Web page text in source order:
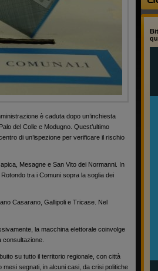
è caduta dopo un’inchiesta
del Colle e Modugno. Quest’ultimo
di un’ispezione per verificare il rischio
Mesagne e San Vito dei Normanni. In
tra i Comuni sopra la soglia dei
Casarano, Gallipoli e Tricase. Nel
la macchina elettorale coinvolge
su tutto il territorio regionale, con città
segnati, in alcuni casi, da crisi politiche